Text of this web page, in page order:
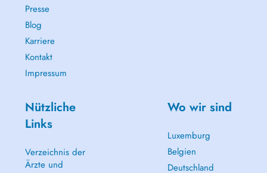
Presse
Blog
Karriere
Kontakt
Impressum
Nützliche
Links
Verzeichnis der
Ärzte und
Wo wir sind
Luxemburg
Belgien
Deutschland